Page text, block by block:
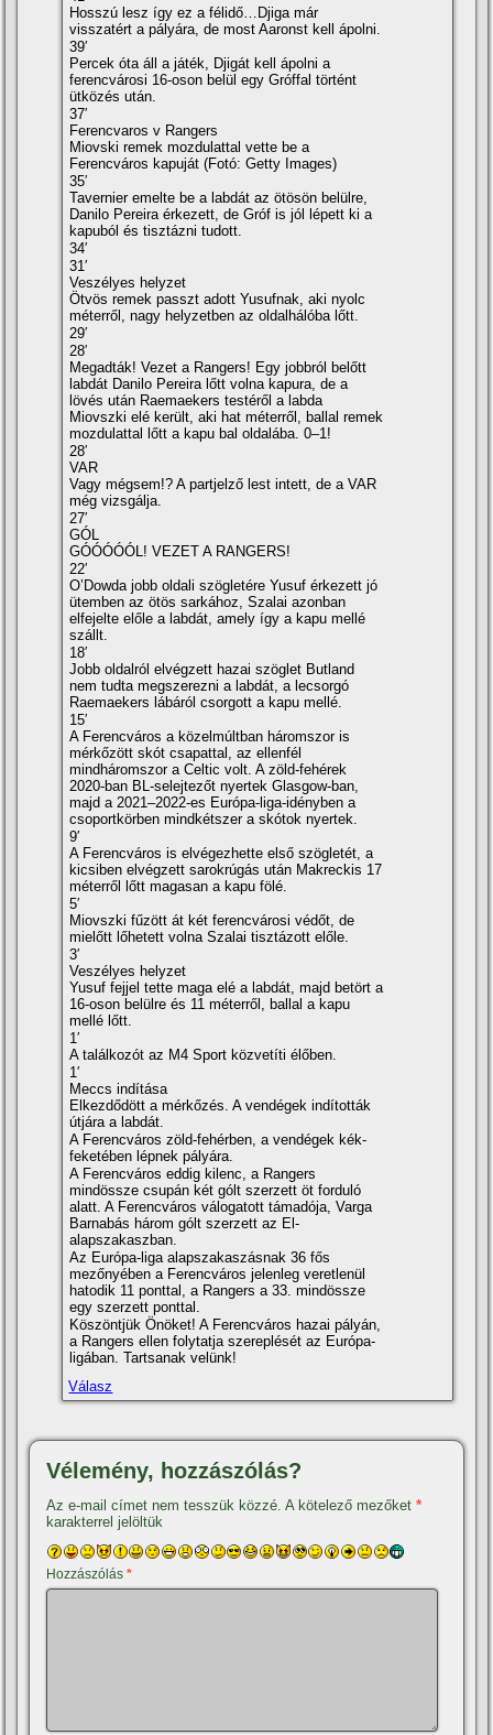
Hosszú lesz így ez a félidő…Djiga már
visszatért a pályára, de most Aaronst kell ápolni.
39′
Percek óta áll a játék, Djigát kell ápolni a
ferencvárosi 16-oson belül egy Gróffal történt
ütközés után.
37′
Ferencvaros v Rangers
Miovski remek mozdulattal vette be a
Ferencváros kapuját (Fotó: Getty Images)
35′
Tavernier emelte be a labdát az ötösön belülre,
Danilo Pereira érkezett, de Gróf is jól lépett ki a
kapuból és tisztázni tudott.
34′
31′
Veszélyes helyzet
Ötvös remek passzt adott Yusufnak, aki nyolc
méterről, nagy helyzetben az oldalhálóba lőtt.
29′
28′
Megadták! Vezet a Rangers! Egy jobbról belőtt
labdát Danilo Pereira lőtt volna kapura, de a
lövés után Raemaekers testéről a labda
Miovszki elé került, aki hat méterről, ballal remek
mozdulattal lőtt a kapu bal oldalába. 0–1!
28′
VAR
Vagy mégsem!? A partjelző lest intett, de a VAR
még vizsgálja.
27′
GÓL
GÓÓÓÓÓL! VEZET A RANGERS!
22′
O’Dowda jobb oldali szögletére Yusuf érkezett jó
ütemben az ötös sarkához, Szalai azonban
elfejelte előle a labdát, amely így a kapu mellé
szállt.
18′
Jobb oldalról elvégzett hazai szöglet Butland
nem tudta megszerezni a labdát, a lecsorgó
Raemaekers lábáról csorgott a kapu mellé.
15′
A Ferencváros a közelmúltban háromszor is
mérkőzött skót csapattal, az ellenfél
mindháromszor a Celtic volt. A zöld-fehérek
2020-ban BL-selejtezőt nyertek Glasgow-ban,
majd a 2021–2022-es Európa-liga-idényben a
csoportkörben mindkétszer a skótok nyertek.
9′
A Ferencváros is elvégezhette első szögletét, a
kicsiben elvégzett sarokrúgás után Makreckis 17
méterről lőtt magasan a kapu fölé.
5′
Miovszki fűzött át két ferencvárosi védőt, de
mielőtt lőhetett volna Szalai tisztázott előle.
3′
Veszélyes helyzet
Yusuf fejjel tette maga elé a labdát, majd betört a
16-oson belülre és 11 méterről, ballal a kapu
mellé lőtt.
1′
A találkozót az M4 Sport közvetíti élőben.
1′
Meccs indítása
Elkezdődött a mérkőzés. A vendégek indították
útjára a labdát.
A Ferencváros zöld-fehérben, a vendégek kék-
feketében lépnek pályára.
A Ferencváros eddig kilenc, a Rangers
mindössze csupán két gólt szerzett öt forduló
alatt. A Ferencváros válogatott támadója, Varga
Barnabás három gólt szerzett az El-
alapszakaszban.
Az Európa-liga alapszakaszásnak 36 fős
mezőnyében a Ferencváros jelenleg veretlenül
hatodik 11 ponttal, a Rangers a 33. mindössze
egy szerzett ponttal.
Köszöntjük Önöket! A Ferencváros hazai pályán,
a Rangers ellen folytatja szereplését az Európa-
ligában. Tartsanak velünk!
Válasz
Vélemény, hozzászólás?
Az e-mail címet nem tesszük közzé. A kötelező mezőket*
karakterrel jelöltük
Hozzászólás*